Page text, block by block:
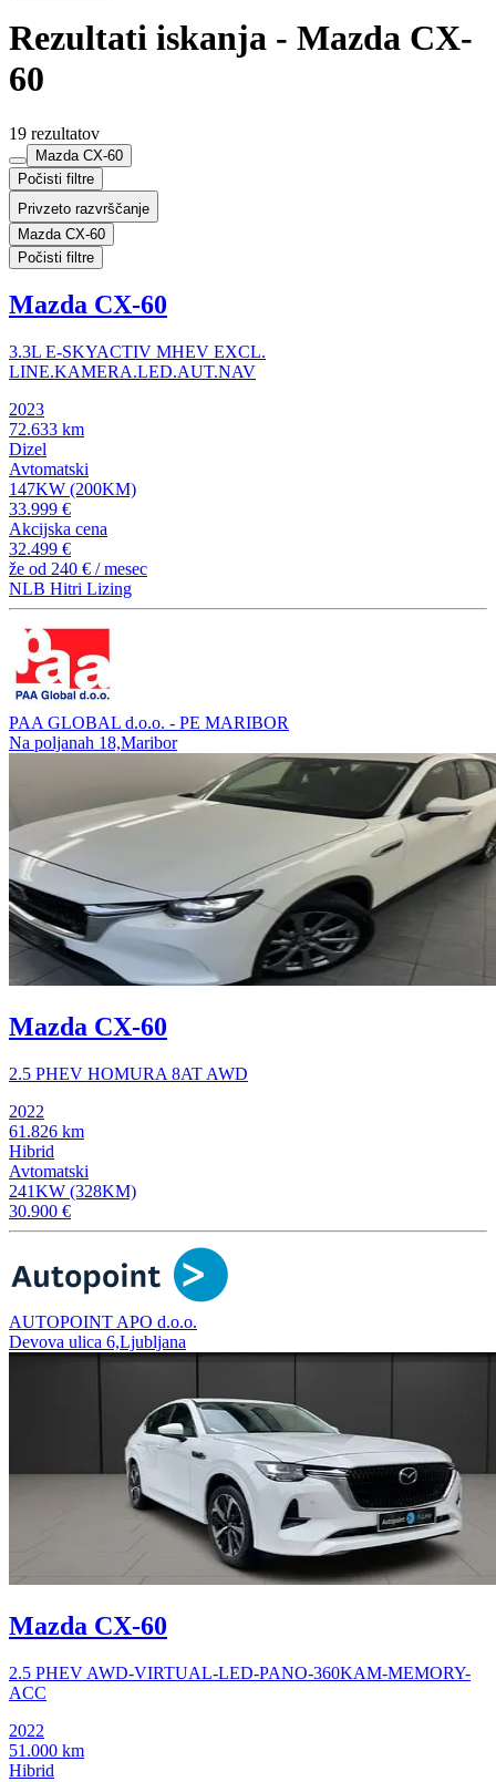
Rezultati iskanja - Mazda CX-
60
19 rezultatov
Mazda CX-60
Počisti filtre
Privzeto razvrščanje
Mazda CX-60
Počisti filtre
Mazda CX-60
3.3L E-SKYACTIV MHEV EXCL.
LINE.KAMERA.LED.AUT.NAV
2023
72.633 km
Dizel
Avtomatski
147KW (200KM)
33.999 €
Akcijska cena
32.499 €
že od 240 € / mesec
NLB Hitri Lizing
PAA GLOBAL d.o.o. - PE MARIBOR
Na poljanah 18,Maribor
Mazda CX-60
2.5 PHEV HOMURA 8AT AWD
2022
61.826 km
Hibrid
Avtomatski
241KW (328KM)
30.900 €
AUTOPOINT APO d.o.o.
Devova ulica 6,Ljubljana
Mazda CX-60
2.5 PHEV AWD-VIRTUAL-LED-PANO-360KAM-MEMORY-
ACC
2022
51.000 km
Hibrid